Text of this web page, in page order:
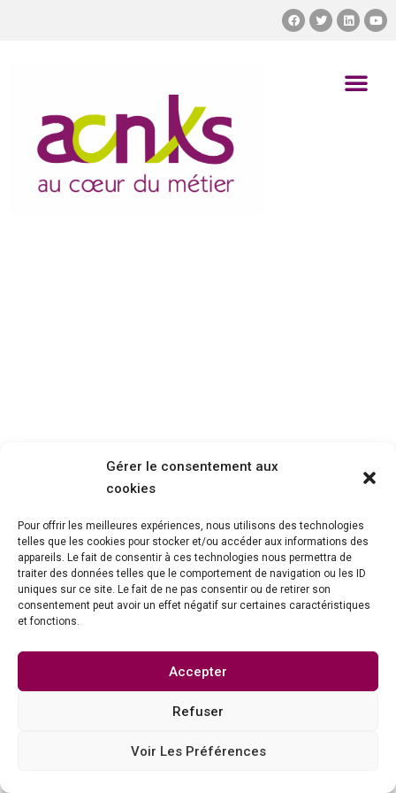
Gérer le consentement aux
cookies
Pour offrir les meilleures expériences, nous utilisons des technologies
telles que les cookies pour stocker et/ou accéder aux informations des
appareils. Le fait de consentir à ces technologies nous permettra de
traiter des données telles que le comportement de navigation ou les ID
uniques sur ce site. Le fait de ne pas consentir ou de retirer son
consentement peut avoir un effet négatif sur certaines caractéristiques
et fonctions.
Accepter
Refuser
Voir Les Préférences